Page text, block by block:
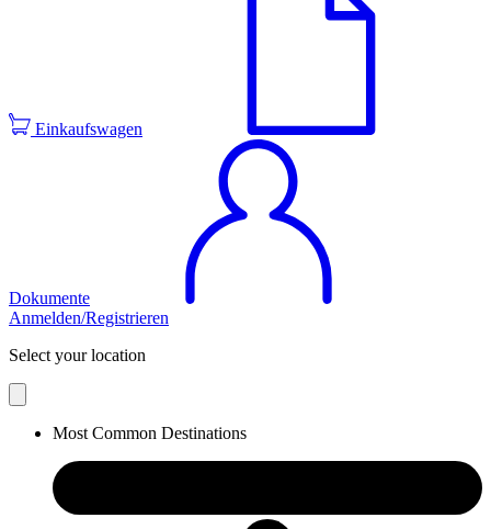
Einkaufswagen
Dokumente
Anmelden/Registrieren
Select your location
Most Common Destinations